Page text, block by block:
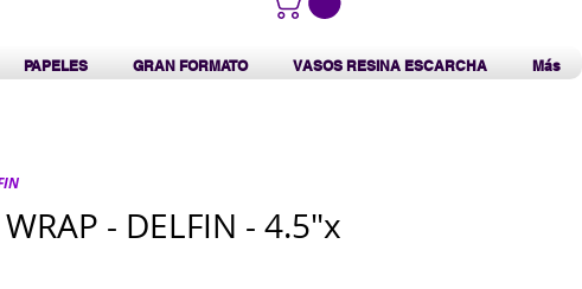
PAPELES GRAN FORMATO VASOS RESINA ESCARCHA Más
WRAP - DELFIN - 4.5"x